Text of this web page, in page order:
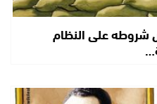
شروطه على النظام